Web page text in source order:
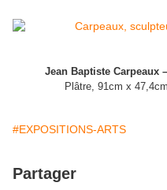
Jean Baptiste Carpeaux
Plâtre, 91cm x
#EXPOSITIONS-ARTS
Partager